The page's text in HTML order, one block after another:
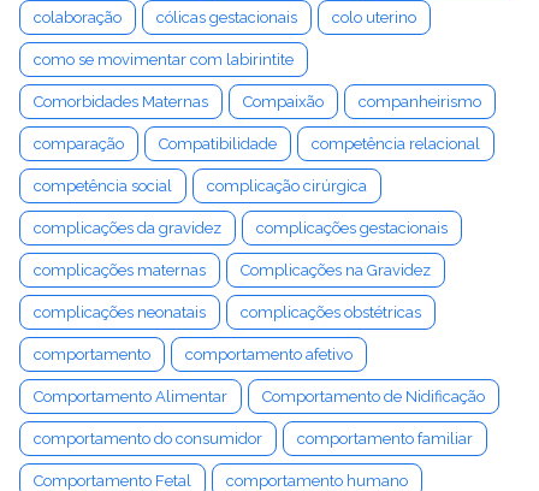
colaboração cólicas gestacionais colo uterino
como se movimentar com labirintite
Comorbidades Maternas Compaixão companheirismo
comparação Compatibilidade competência relacional
competência social complicação cirúrgica
complicações da gravidez complicações gestacionais
complicações maternas Complicações na Gravidez
complicações neonatais complicações obstétricas
comportamento comportamento afetivo
Comportamento Alimentar Comportamento de Nidificação
comportamento do consumidor comportamento familiar
Comportamento Fetal comportamento humano